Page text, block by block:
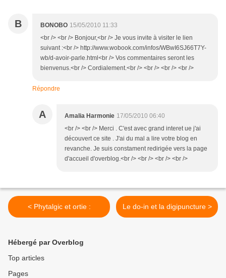
B BONOBO 15/05/2010 11:33
<br /> <br /> Bonjour,<br /> Je vous invite à visiter le lien
suivant :<br /> http://www.wobook.com/infos/WBwI6SJ66T7Y-
wb/d-avoir-parle.html<br /> Vos commentaires seront les
bienvenus.<br /> Cordialement.<br /> <br /> <br /> <br />
Répondre
A Amalia Harmonie 17/05/2010 06:40
<br /> <br /> Merci . C'est avec grand interet ue j'ai
découvert ce site . J'ai du mal a lire votre blog en
revanche. Je suis constament redirigée vers la page
d'accueil d'overblog.<br /> <br /> <br /> <br />
< Phytalgic et ortie : Le do-in et la digipuncture >
Hébergé par Overblog
Top articles
Pages